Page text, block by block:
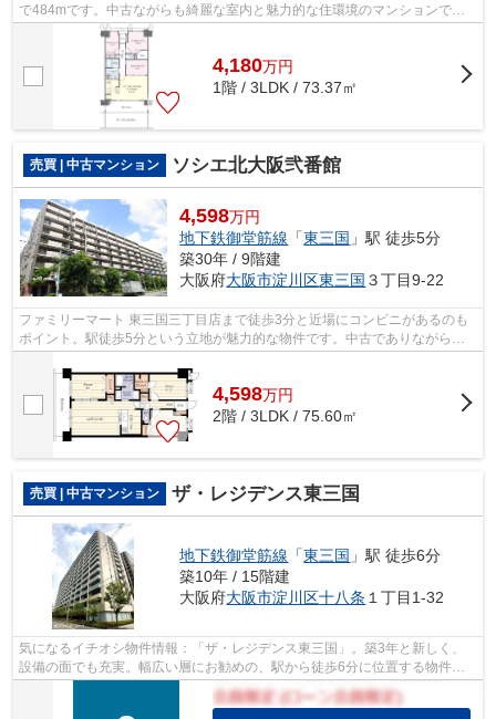
で484mです。中古ながらも綺麗な室内と魅力的な住環境のマンションで
す。こちらの物件にはエレベーターが付いて...
4,180万円
1階 / 3LDK / 73.37㎡
売買 | 中古マンション ソシエ北大阪弐番館
4,598万円
地下鉄御堂筋線 「東三国 」駅 徒歩5分
築30年 / 9階建
大阪府大阪市淀川区東三国 ３丁目9-22
ファミリーマート 東三国三丁目店まで徒歩3分と近場にコンビニがあるのも
ポイント。駅徒歩5分という立地が魅力的な物件です。中古でありながら、
4,598万円
2階 / 3LDK / 75.60㎡
売買 | 中古マンション ザ・レジデンス東三国
地下鉄御堂筋線 「東三国 」駅 徒歩6分
築10年 / 15階建
大阪府大阪市淀川区十八条 １丁目1-32
気になるイチオシ物件情報：「ザ・レジデンス東三国」。築3年と新しく、
設備の面でも充実。幅広い層にお勧めの、駅から徒歩6分に位置する物件で
す。多くの方に好評な、清潔感のある室...